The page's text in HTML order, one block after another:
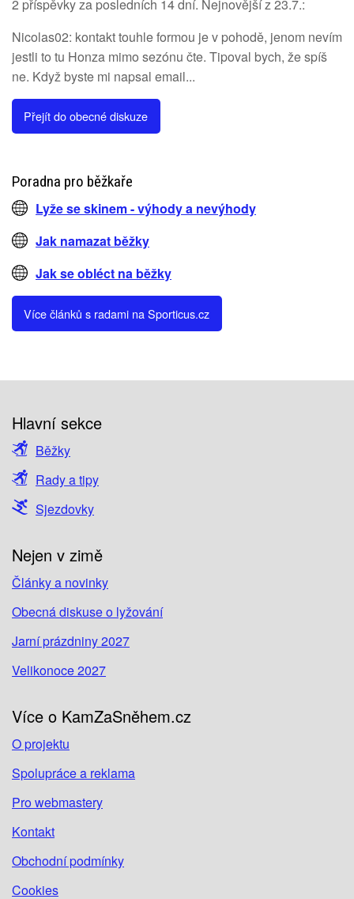
2 příspěvky za posledních 14 dní. Nejnovější z 23.7.:
Nicolas02: kontakt touhle formou je v pohodě, jenom nevím
jestli to tu Honza mimo sezónu čte. Tipoval bych, že spíš
ne. Když byste mi napsal email...
Přejít do obecné diskuze
Poradna pro běžkaře
Lyže se skinem - výhody a nevýhody
Jak namazat běžky
Jak se obléct na běžky
Více článků s radami na Sporticus.cz
Hlavní sekce
Běžky
Rady a tipy
Sjezdovky
Nejen v zimě
Články a novinky
Obecná diskuse o lyžování
Jarní prázdniny 2027
Velikonoce 2027
Více o KamZaSněhem.cz
O projektu
Spolupráce a reklama
Pro webmastery
Kontakt
Obchodní podmínky
Cookies